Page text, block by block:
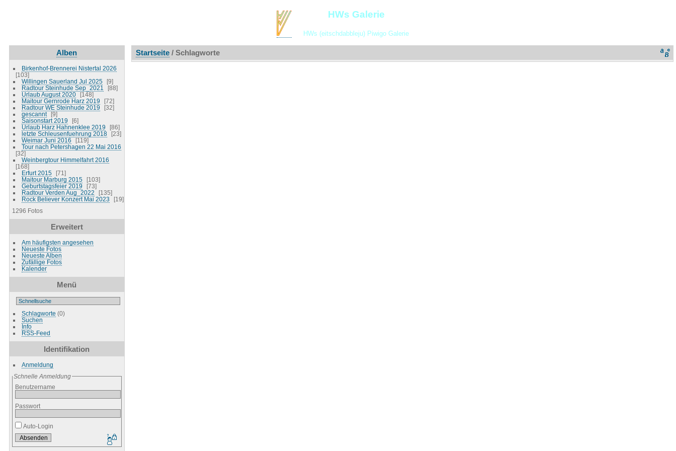
HWs Galerie
HWs (eitschdabbleju) Piwigo Galerie
Alben
Birkenhof-Brennerei Nistertal 2026
103
Willingen Sauerland Jul 2025
9
Radtour Steinhude Sep_2021
88
Urlaub August 2020
148
Maitour Gernrode Harz 2019
72
Radtour WE Steinhude 2019
32
gescannt
9
Saisonstart 2019
6
Urlaub Harz Hahnenklee 2019
86
letzte Schleusenfuehrung 2018
23
Weimar Juni 2016
119
Tour nach Petershagen 22 Mai 2016
32
Weinbergtour Himmelfahrt 2016
168
Erfurt 2015
71
Maitour Marburg 2015
103
Geburtstagsfeier 2019
73
Radtour Verden Aug_2022
135
Rock Believer Konzert Mai 2023
19
1296 Fotos
Erweitert
Am häufigsten angesehen
Neueste Fotos
Neueste Alben
Zufällige Fotos
Kalender
Menü
Schlagworte (0)
Suchen
Info
RSS-Feed
Identifikation
Anmeldung
Schnelle Anmeldung
Benutzername
Passwort
Auto-Login
Startseite/ Schlagworte